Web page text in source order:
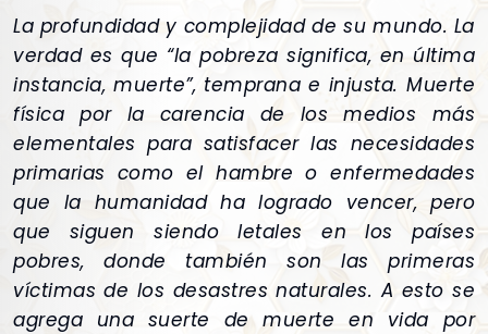
La profundidad y complejidad de su mundo. La
verdad es que “la pobreza significa, en última
instancia, muerte”, temprana e injusta. Muerte
física por la carencia de los medios más
elementales para satisfacer las necesidades
primarias como el hambre o enfermedades
que la humanidad ha logrado vencer, pero
que siguen siendo letales en los países
pobres, donde también son las primeras
víctimas de los desastres naturales. A esto se
agrega una suerte de muerte en vida por